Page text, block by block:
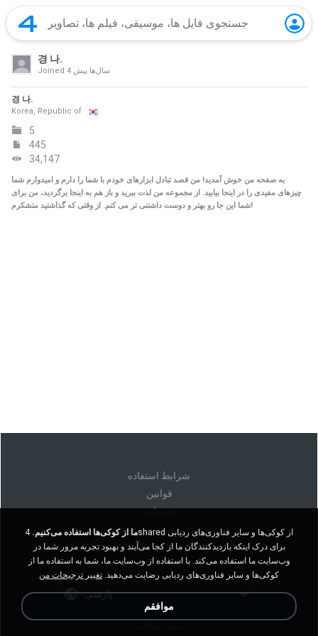
경 나.
Joined 4 سال‌ها پیش
경 나.
Korea, Republic of
5
445
34,147
به صفحه من خوش آمدید! من قصد تبادل ابزارهای خودم با شما را دارم و امیدوارم شما
چیزهای مفیدی را در اینجا بیابید. از مجموعه من لذت ببرید و باز هم به اینجا برگردید، من برای
شما این جا رو بهتر و دوست داشتنی تر می کنم. از وقتی که گذاشتید متشکرم!
شرايط استفاده
قوانين
پشتیبانی
اطلاعات شخصی من را نفروشید
اطلاعات شخصی من را به اشتراک نگذارید
پارسی
ما از کوکی‌ها استفاده می‌کنیم. 4shared از کوکی‌ها و سایر فناوری‌های ردیابی
برای درک اینکه بازدیدکنندگان ما از کجا می‌آیند و بهبود تجربه مرور شما در
وب‌سایت ما استفاده می‌کند. با استفاده از وب‌سایت ما، شما به استفاده ما از
کوکی‌ها و سایر فناوری‌های ردیابی رضایت می‌دهید. تغییر ترجیحات من
موافقم